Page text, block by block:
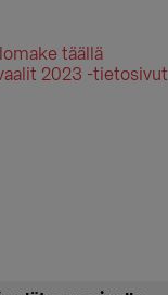
täällä
2023 -tietosivut